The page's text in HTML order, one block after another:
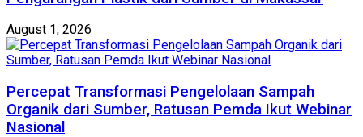
August 1, 2026
Percepat Transformasi Pengelolaan Sampah
Organik dari Sumber, Ratusan Pemda Ikut Webinar
Nasional